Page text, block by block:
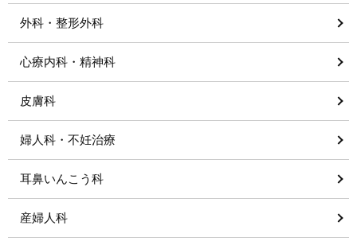
外科・整形外科
心療内科・精神科
皮膚科
婦人科・不妊治療
耳鼻いんこう科
産婦人科